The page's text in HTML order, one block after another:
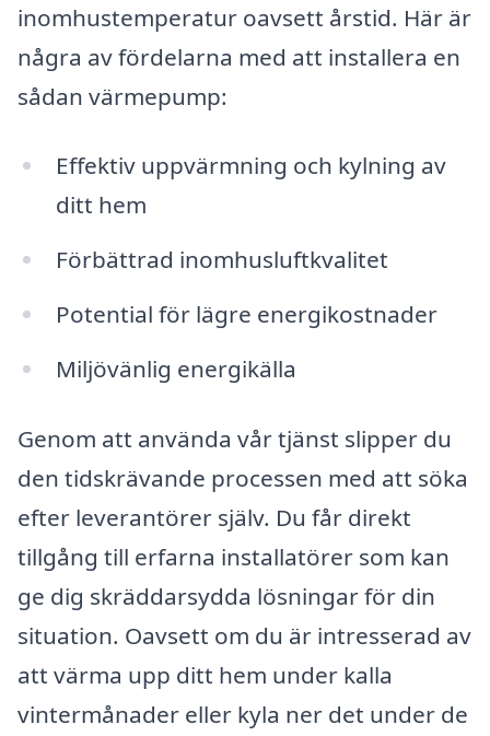
inomhustemperatur oavsett årstid. Här är
några av fördelarna med att installera en
sådan värmepump:
Effektiv uppvärmning och kylning av
ditt hem
Förbättrad inomhusluftkvalitet
Potential för lägre energikostnader
Miljövänlig energikälla
Genom att använda vår tjänst slipper du
den tidskrävande processen med att söka
efter leverantörer själv. Du får direkt
tillgång till erfarna installatörer som kan
ge dig skräddarsydda lösningar för din
situation. Oavsett om du är intresserad av
att värma upp ditt hem under kalla
vintermånader eller kyla ner det under de